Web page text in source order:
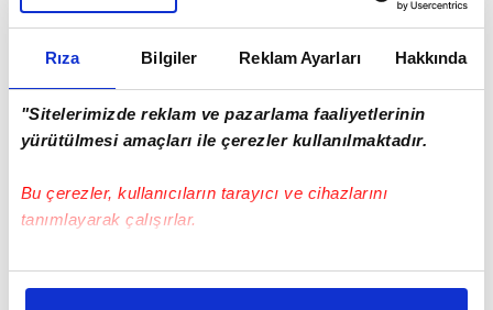
Rıza Bilgiler Reklam Ayarları Hakkında
"Sitelerimizde reklam ve pazarlama faaliyetlerinin
yürütülmesi amaçları ile çerezler kullanılmaktadır.
Bu çerezler, kullanıcıların tarayıcı ve cihazlarını
tanımlayarak çalışırlar.
Bu çerezlere izin vermeniz halinde sizlere özel
hususunda Başakşehir FK ile anlaşmaya
varılmış ve Doğan Alemdar ile 4 yıllık (2029-
imzalanmıştır. Kulübümüze önemli
hizmetlerde bulunacağına inandığımız Doğan
kamuoyunun bilgisine saygılarımızla sunarız."
denildi.
Resmi Açıklama | Doğan Alemdar